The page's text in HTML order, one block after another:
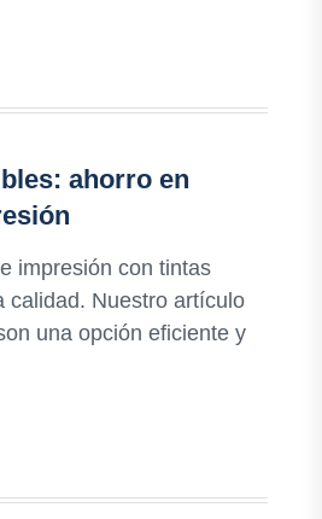
ahorro en
impresión con tintas
calidad. Nuestro artículo
una opción eficiente y